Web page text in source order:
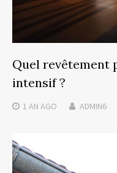
Quel revêtement
intensif ?
1 AN AGO ADMIN6